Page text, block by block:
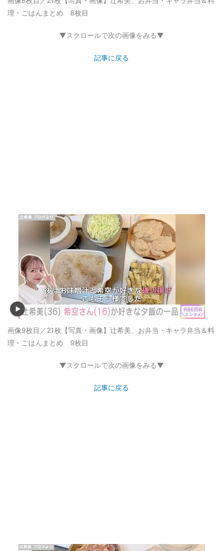
理・ごはんまとめ 8枚目
▼スクロールで次の画像をみる▼
記事に戻る
画像9枚目／21枚 【写真・画像】辻希美、お弁当・キャラ弁当＆料
理・ごはんまとめ 9枚目
▼スクロールで次の画像をみる▼
記事に戻る